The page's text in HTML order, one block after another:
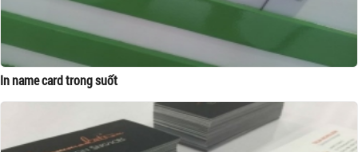
In name card trong suốt